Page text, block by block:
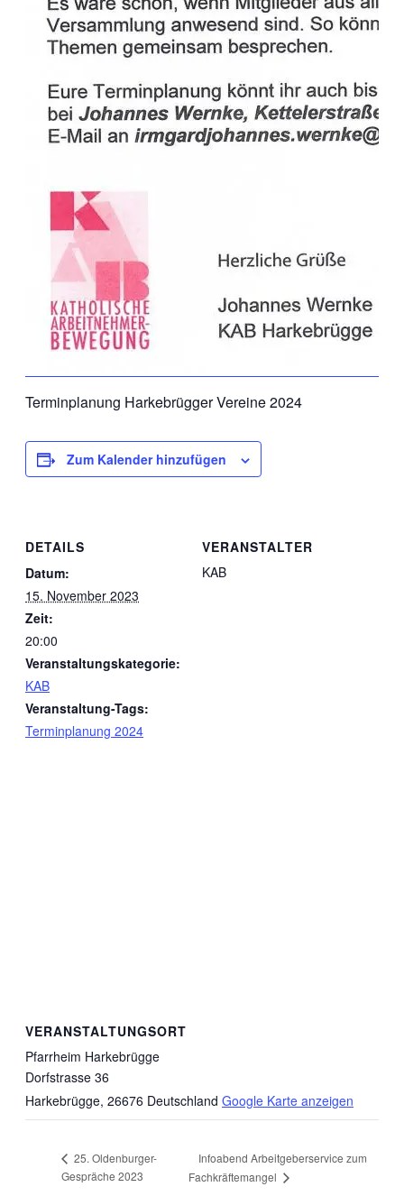
Terminplanung Harkebrügger Vereine 2024
Zum Kalender hinzufügen
DETAILS
Datum:
15. November 2023
Zeit:
20:00
Veranstaltungskategorie:
KAB
Veranstaltung-Tags:
Terminplanung 2024
VERANSTALTER
KAB
VERANSTALTUNGSORT
Pfarrheim Harkebrügge
Dorfstrasse 36
Harkebrügge, 26676 Deutschland Google Karte anzeigen
25. Oldenburger-
Gespräche 2023
Infoabend Arbeitgeberservice zum
Fachkräftemangel